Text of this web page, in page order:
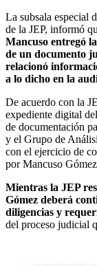
La subsala especial
de la JEP, informó
Mancuso entregó
de un documento
relacionó
a lo dicho en la
De acuerdo con la
expediente digital
de documentación
y el Grupo de
con el ejercicio de
por Mancuso
Mientras la JEP
Gómez deberá
diligencias y
del proceso judicial